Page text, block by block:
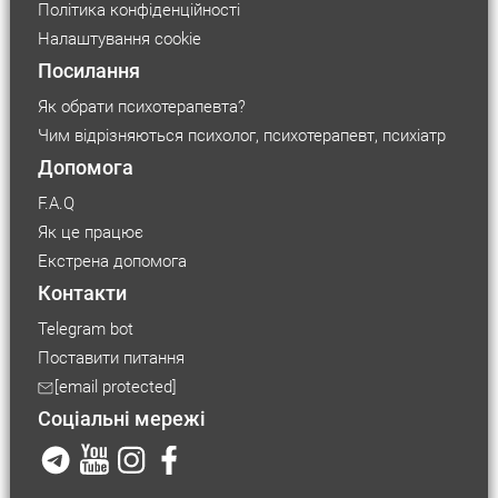
Сертифікат психолога
мета - підтримати клієнта в його розвитку і змінах.
Терапевт відповідає за організацію терапевтичного
простору, його надійність і конфіденційність і несе
відповідальність за якість своїх професійних послуг.
чергу.
Терапевт несе відповідальність за підтримання
надає клієнту жодних інших послуг, окрім
Терапевт не спілкується з клієнтом поза
терапевтичними сесіями (вийняток - обговорення
робочі або романтичні стосунки з клієнтом в період
терапії і кілька років після її закінчення.
сторонніми справами під час сесії, не переглядати
телефони і не відволікатися на паралельні
Щоб отримати користь від зустрічі, клієнту корисно
максимально включатися в роботу, вправи,
обговорення. Але клієнт може перервати терапевта,
Політика конфіденційності
Налаштування cookie
Посилання
Як обрати психотерапевта?
Чим відрізняються психолог, психотерапевт, психіатр
Допомога
F.A.Q
Як це працює
Екстрена допомога
Контакти
Telegram bot
Поставити питання
[email protected]
Соціальні мережі